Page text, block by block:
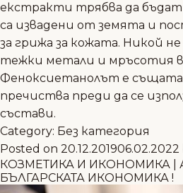
екстракти трябва да
са извадени от земята и
за грижа за кожата. Никой
тежки метали и мръсотия
Феноксиетанолът е
пречиства преди да се
състави.
Category: Без категория
Posted on 20.12.201906.02.2022
КОЗМЕТИКА И ИКОНОМИКА |
БЪЛГАРСКАТА ИКОНОМИКА !